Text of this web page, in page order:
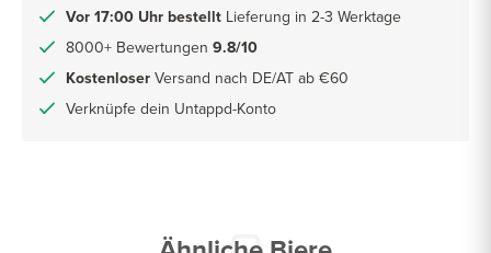
Vor 17:00 Uhr bestellt Lieferung in 2-3 Werktage
8000+ Bewertungen 9.8/10
Kostenloser Versand nach DE/AT ab €60
Verknüpfe dein Untappd-Konto